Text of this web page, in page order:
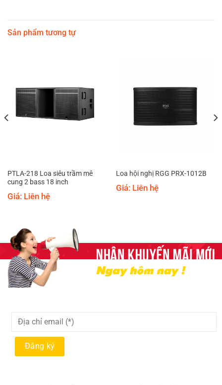
Sản phẩm tương tự
PTLA-218 Loa siêu trầm mê
cung 2 bass 18 inch
Giá: Liên hệ
Loa hội nghị RGG PRX-1012B
Giá: Liên hệ